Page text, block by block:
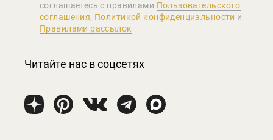
соглашаетеcь с правилами Пользовательского
соглашения, Политикой конфиденциальности и
Правилами рассылок
Читайте нас в соцсетях